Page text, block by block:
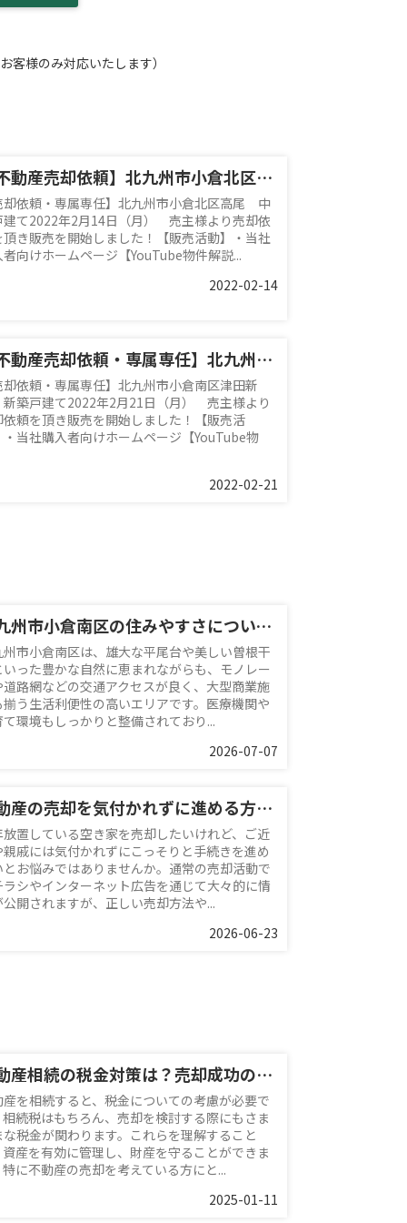
客様のみ対応いたします）
【不動産売却依頼】北九州市小倉北区高尾 中古戸建て
却依頼・専属専任】北九州市小倉北区高尾 中
建て2022年2月14日（月） 売主様より売却依
頂き販売を開始しました！【販売活動】・当社
向けホームページ【YouTube物件解説...
2022-02-14
【不動産売却依頼・専属専任】北九州市小倉南区津田新町 新築戸建て
却依頼・専属専任】北九州市小倉南区津田新
築戸建て2022年2月21日（月） 売主様より
依頼を頂き販売を開始しました！【販売活
・当社購入者向けホームページ【YouTube物
2022-02-21
北九州市小倉南区の住みやすさについて！売却相場もご紹介
州市小倉南区は、雄大な平尾台や美しい曽根干
いった豊かな自然に恵まれながらも、モノレー
道路網などの交通アクセスが良く、大型商業施
揃う生活利便性の高いエリアです。医療機関や
環境もしっかりと整備されており...
2026-07-07
不動産の売却を気付かれずに進める方法は？期間についても解説
放置している空き家を売却したいけれど、ご近
親戚には気付かれずにこっそりと手続きを進め
とお悩みではありませんか。通常の売却活動で
ラシやインターネット広告を通じて大々的に情
開されますが、正しい売却方法や...
2026-06-23
不動産相続の税金対策は？売却成功の秘訣と活用法！
産を相続すると、税金についての考慮が必要で
相続税はもちろん、売却を検討する際にもさま
な税金が関わります。これらを理解すること
資産を有効に管理し、財産を守ることができま
に不動産の売却を考えている方にと...
2025-01-11